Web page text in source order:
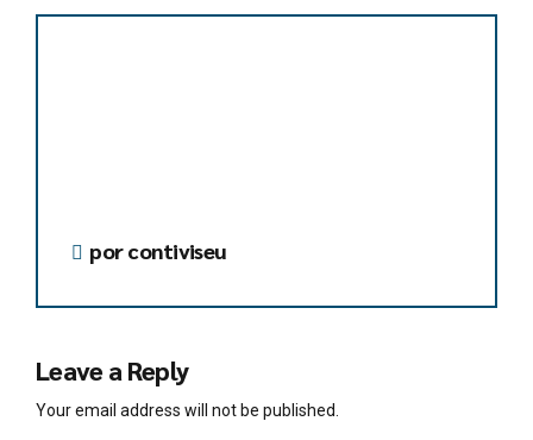
por contiviseu
Leave a Reply
Your email address will not be published.